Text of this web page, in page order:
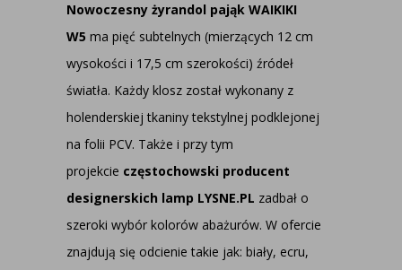
Nowoczesny żyrandol pająk WAIKIKI
W5 ma pięć subtelnych (mierzących 12 cm
wysokości i 17,5 cm szerokości) źródeł
światła. Każdy klosz został wykonany z
holenderskiej tkaniny tekstylnej podklejonej
na folii PCV. Także i przy tym
projekcie częstochowski producent
designerskich lamp LYSNE.PL zadbał o
szeroki wybór kolorów abażurów. W ofercie
znajdują się odcienie takie jak: biały, ecru,